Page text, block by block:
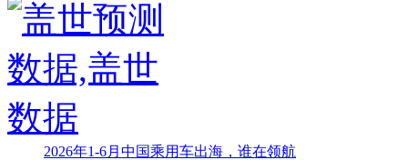
2026年1-6月中国乘用车出海，谁在领航